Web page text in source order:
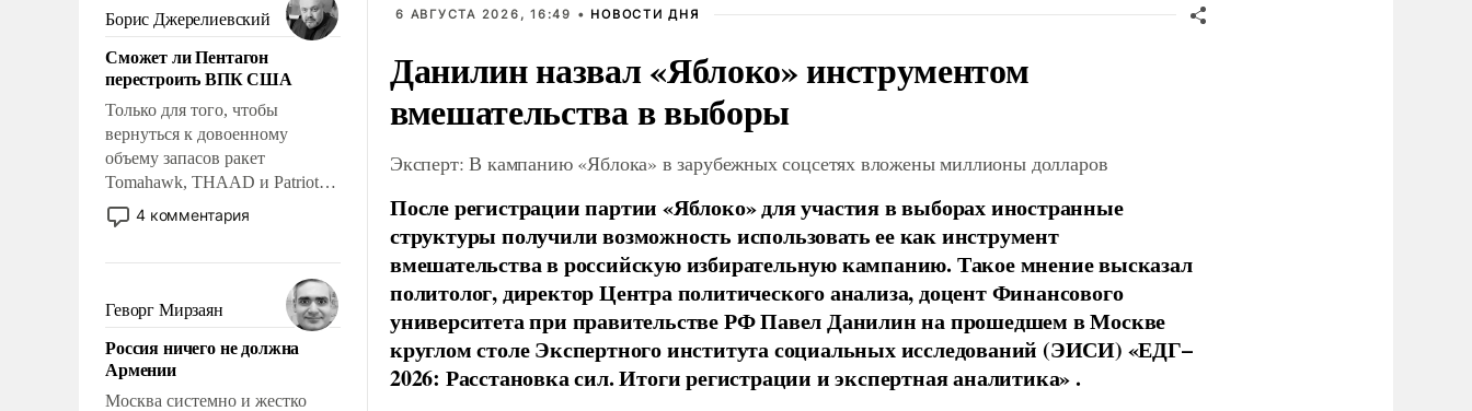
ударами судьбы, брать на себя
ответственность, помогать
слабым, идти вперед и
адаптироваться.
Борис Джерелиевский
Сможет ли Пентагон
перестроить ВПК США
Только для того, чтобы
вернуться к довоенному
объему запасов ракет
Tomahawk, THAAD и Patriot
США потребуется более трех
лет. Даже небольшая война с
Сложившаяся ситуация
означает многолетний период
уязвимости США, например,
перед Китаем.
4 комментария
Геворг Мирзаян
Россия ничего не должна
Армении
Москва системно и жестко
6 АВГУСТА 2026, 16:49 • НОВОСТИ ДНЯ
Данилин назвал «Яблоко» инструментом
вмешательства в выборы
Эксперт: В кампанию «Яблока» в зарубежных соцсетях вложены миллионы долларов
После регистрации партии «Яблоко» для участия в выборах иностранные
структуры получили возможность использовать ее как инструмент
вмешательства в российскую избирательную кампанию. Такое мнение высказал
политолог, директор Центра политического анализа, доцент Финансового
университета при правительстве РФ Павел Данилин на прошедшем в Москве
круглом столе Экспертного института социальных исследований (ЭИСИ) «ЕДГ–
2026: Расстановка сил. Итоги регистрации и экспертная аналитика» .